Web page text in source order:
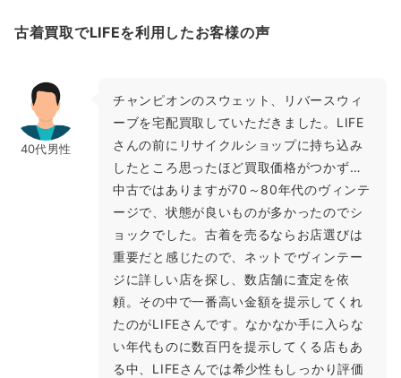
古着買取でLIFEを利用したお客様の声
40代男性
チャンピオンのスウェット、リバースウィ
ーブを宅配買取していただきました。LIFE
さんの前にリサイクルショップに持ち込み
したところ思ったほど買取価格がつかず…
中古ではありますが70～80年代のヴィンテ
ージで、状態が良いものが多かったのでシ
ョックでした。古着を売るならお店選びは
重要だと感じたので、ネットでヴィンテー
ジに詳しい店を探し、数店舗に査定を依
頼。その中で一番高い金額を提示してくれ
たのがLIFEさんです。なかなか手に入らな
い年代ものに数百円を提示してくる店もあ
る中、LIFEさんでは希少性もしっかり評価